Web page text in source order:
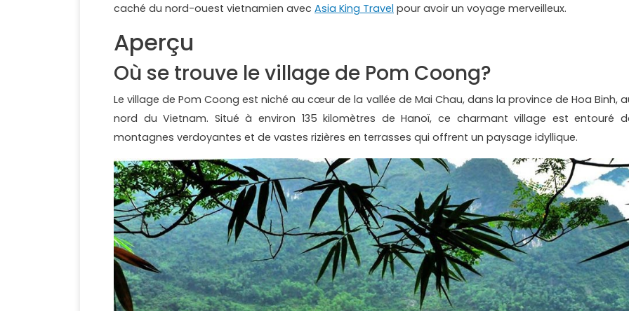
caché du nord-ouest vietnamien avec Asia King Travel pour avoir un voyage merveilleux.
Aperçu
Où se trouve le village de Pom Coong?
Le village de Pom Coong est niché au cœur de la vallée de Mai Chau, dans la province de Hoa Binh,
nord du Vietnam. Situé à environ 135 kilomètres de Hanoï, ce charmant village est entouré
montagnes verdoyantes et de vastes rizières en terrasses qui offrent un paysage idyllique.